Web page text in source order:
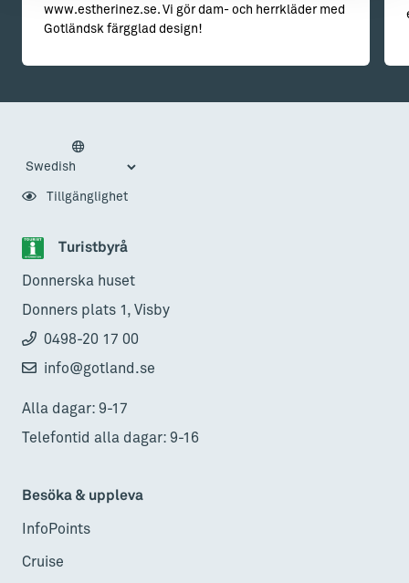
www.estherinez.se. Vi gör dam- och herrkläder med
Gotländsk färgglad design!
Turistbyrå
Donnerska huset
Donners plats 1, Visby
0498-20 17 00
info@gotland.se
Alla dagar: 9-17
Telefontid alla dagar: 9-16
Besöka & uppleva
InfoPoints
Cruise
Tillgänglighet